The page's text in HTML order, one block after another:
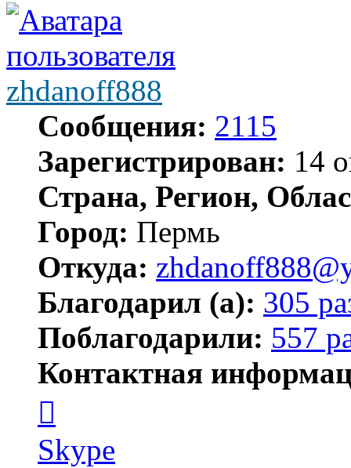
zhdanoff888
Сообщения: 2115
Зарегистрирован: 14
Страна, Регион,
Город: Пермь
Откуда:
Благодарил (а): 305
Поблагодарили: 557
Контактная
пользователя
zhdanoff888
Skype